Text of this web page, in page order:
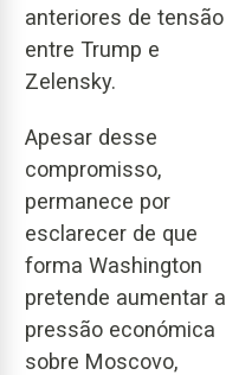
anteriores de tensão
entre Trump e
Zelensky.
Apesar desse
compromisso,
permanece por
esclarecer de que
forma Washington
pretende aumentar a
pressão económica
sobre Moscovo,